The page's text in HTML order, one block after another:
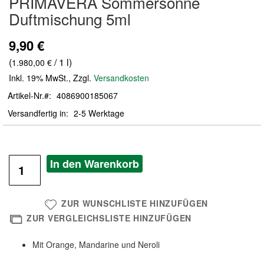
der
Bildergalerie
Duftmischung 5ml
9,90 €
(1.980,00 € / 1 l)
Inkl. 19% MwSt., Zzgl. Versandkosten
Artikel-Nr.
4086900185067
Versandfertig in
2-5 Werktage
In den Warenkorb
ZUR WUNSCHLISTE HINZUFÜGEN
ZUR VERGLEICHSLISTE HINZUFÜGEN
Mit Orange, Mandarine und Neroli